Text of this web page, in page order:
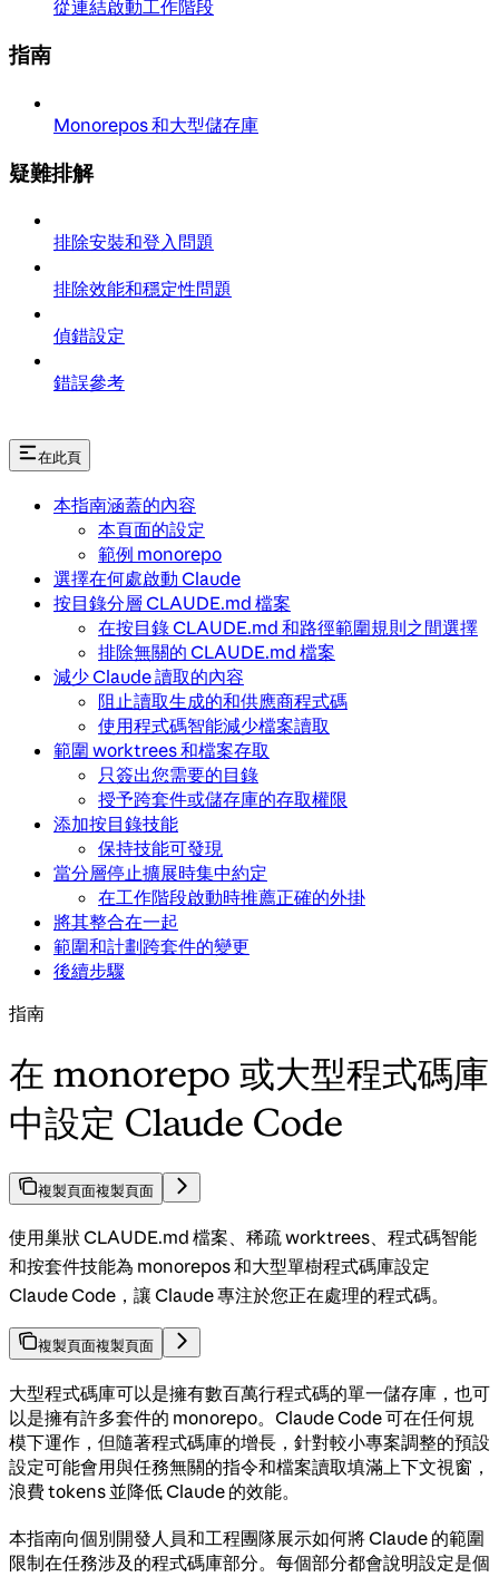
從連結啟動工作階段
指南
Monorepos 和大型儲存庫
疑難排解
排除安裝和登入問題
排除效能和穩定性問題
偵錯設定
錯誤參考
在此頁
本指南涵蓋的內容
本頁面的設定
範例 monorepo
選擇在何處啟動 Claude
按目錄分層 CLAUDE.md 檔案
在按目錄 CLAUDE.md 和路徑範圍規則之間選擇
排除無關的 CLAUDE.md 檔案
減少 Claude 讀取的內容
阻止讀取生成的和供應商程式碼
使用程式碼智能減少檔案讀取
範圍 worktrees 和檔案存取
只簽出您需要的目錄
授予跨套件或儲存庫的存取權限
添加按目錄技能
保持技能可發現
當分層停止擴展時集中約定
在工作階段啟動時推薦正確的外掛
將其整合在一起
範圍和計劃跨套件的變更
後續步驟
指南
在 monorepo 或大型程式碼庫
中設定 Claude Code
複製頁面複製頁面
使用巢狀 CLAUDE.md 檔案、稀疏 worktrees、程式碼智能
和按套件技能為 monorepos 和大型單樹程式碼庫設定
Claude Code，讓 Claude 專注於您正在處理的程式碼。
複製頁面複製頁面
大型程式碼庫可以是擁有數百萬行程式碼的單一儲存庫，也可
以是擁有許多套件的 monorepo。Claude Code 可在任何規
模下運作，但隨著程式碼庫的增長，針對較小專案調整的預設
設定可能會用與任務無關的指令和檔案讀取填滿上下文視窗，
浪費 tokens 並降低 Claude 的效能。
本指南向個別開發人員和工程團隊展示如何將 Claude 的範圍
限制在任務涉及的程式碼庫部分。每個部分都會說明設定是個